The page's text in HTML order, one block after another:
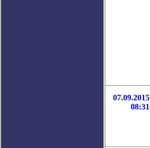
07.09.2015
08:31